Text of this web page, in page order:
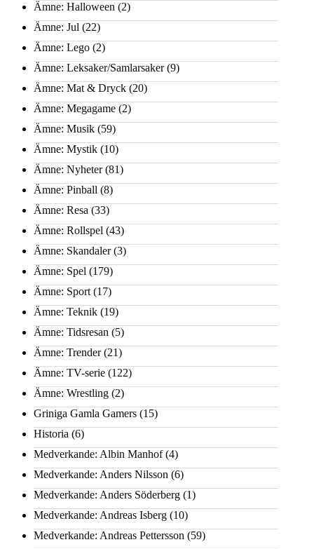
Ämne: Halloween (2)
Ämne: Jul (22)
Ämne: Lego (2)
Ämne: Leksaker/Samlarsaker(9)
Ämne: Mat & Dryck (20)
Ämne: Megagame (2)
Ämne: Musik (59)
Ämne: Mystik (10)
Ämne: Nyheter(81)
Ämne: Pinball (8)
Ämne: Resa (33)
Ämne: Rollspel (43)
Ämne: Skandaler(3)
Ämne: Spel (179)
Ämne: Sport (17)
Ämne: Teknik (19)
Ämne: Tidsresan (5)
Ämne: Trender(21)
Ämne: TV-serie (122)
Ämne: Wrestling (2)
Griniga Gamla Gamers (15)
Historia (6)
Medverkande: Albin Manhof(4)
Medverkande: Anders Nilsson (6)
Medverkande: Anders Söderberg (1)
Medverkande: Andreas Isberg (10)
Medverkande: Andreas Pettersson (59)